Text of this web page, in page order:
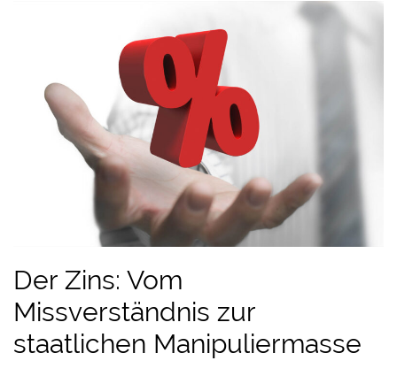
Der Zins: Vom
Missverständnis zur
staatlichen Manipuliermasse